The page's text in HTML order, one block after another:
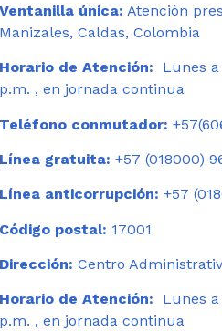
Ventanilla única: Atención
Manizales, Caldas, Colombia
Horario de Atención:
Lunes
p.m. , en jornada continua
Teléfono conmutador:
Línea gratuita: +57 (018000)
Línea anticorrupción: +57
Código postal: 17001
Dirección: Centro
Horario de Atención: Lunes a
p.m. , en jornada continua